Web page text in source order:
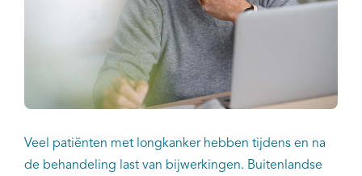
Veel patiënten met longkanker hebben tijdens en na
de behandeling last van bijwerkingen. Buitenlandse